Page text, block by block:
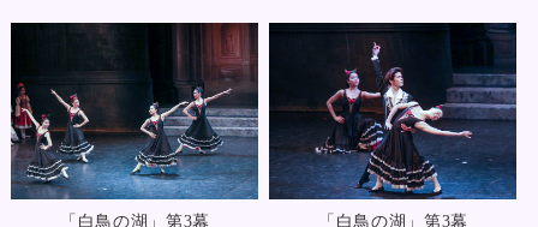
「白鳥の湖」第3幕 「白鳥の湖」第3幕